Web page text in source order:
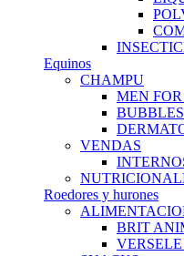
Equinos
CHAMPU
MEN
BUBBLES
VENDAS
Roedores y hurones
BRIT